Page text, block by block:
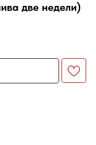
две недели)